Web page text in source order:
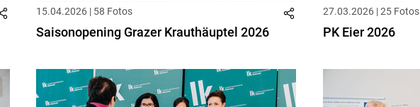
15.04.2026 | 58 Fotos
Saisonopening Grazer Krauthäuptel 2026
27.03.2026 | 25 Fotos
PK Eier 2026